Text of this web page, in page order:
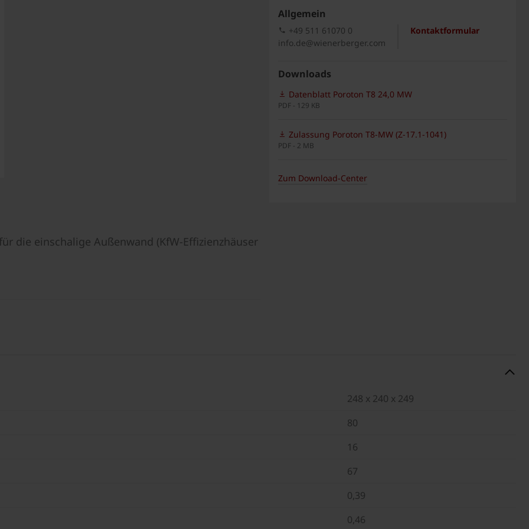
die einschalige Außenwand (KfW-Effizienzhäuser
Allgemein
Kontaktformular
+49 511 61070 0
info.de@wienerberger.com
Downloads
Datenblatt Poroton T8 24,0 MW
PDF - 129 KB
Zulassung Poroton T8-MW (Z-17.1-1041)
PDF - 2 MB
Zum Download-Center
248 x 240 x 249
80
16
67
0,39
0,46